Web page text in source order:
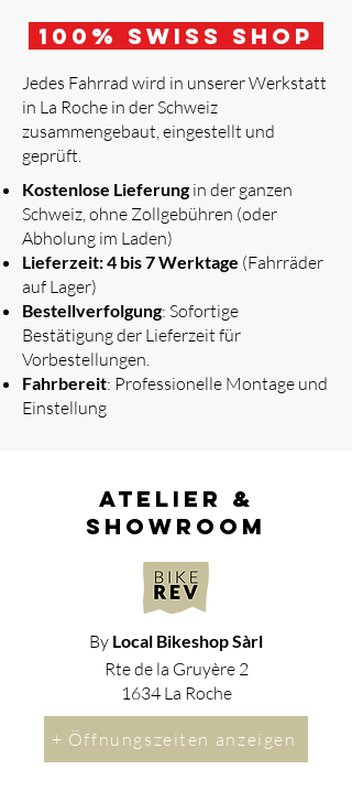
100 % Swiss Shop
Jedes Fahrrad wird in unserer Werkstatt
in La Roche in der Schweiz
zusammengebaut, eingestellt und
geprüft.
​
Kostenlose Lieferungin der ganzen
Schweiz, ohne Zollgebühren (oder
Abholung im Laden)
Lieferzeit: 4 bis 7 Werktage (Fahrräder
auf Lager)
Bestellverfolgung: Sofortige
Bestätigung der Lieferzeit für
Vorbestellungen.
Fahrbereit: Professionelle Montage und
Einstellung
atelier &
showroom
By Local Bikeshop Sàrl
Rte de la Gruyère 2
1634 La Roche
+ Öffnungszeiten anzeigen